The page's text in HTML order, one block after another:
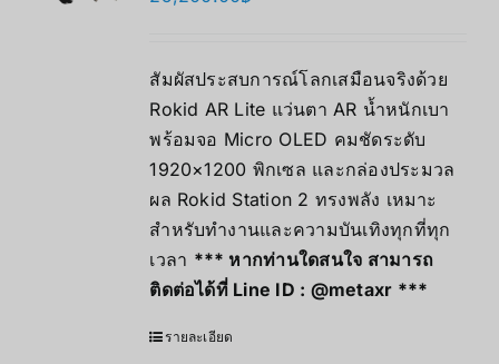
สัมผัสประสบการณ์โลกเสมือนจริงด้วย
Rokid AR Lite แว่นตา AR น้ำหนักเบา
พร้อมจอ Micro OLED คมชัดระดับ
1920×1200 พิกเซล และกล่องประมวล
ผล Rokid Station 2 ทรงพลัง เหมาะ
สำหรับทำงานและความบันเทิงทุกที่ทุก
เวลา *** หากท่านใดสนใจ สามารถ
ติดต่อได้ที่ Line ID : @metaxr ***
รายละเอียด